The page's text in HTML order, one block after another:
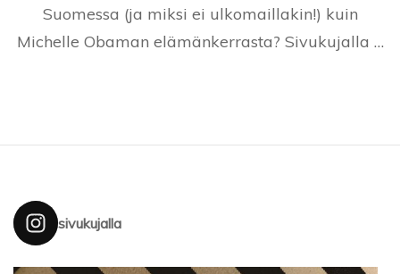
Suomessa (ja miksi ei ulkomaillakin!) kuin
Michelle Obaman elämänkerrasta? Sivukujalla …
sivukujalla